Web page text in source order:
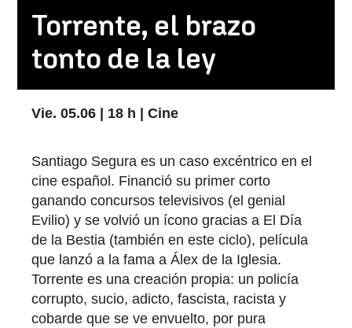
Torrente, el brazo
tonto de la ley
Vie. 05.06 | 18 h | Cine
Santiago Segura es un caso excéntrico en el
cine español. Financió su primer corto
ganando concursos televisivos (el genial
Evilio) y se volvió un ícono gracias a El Día
de la Bestia (también en este ciclo), película
que lanzó a la fama a Álex de la Iglesia.
Torrente es una creación propia: un policía
corrupto, sucio, adicto, fascista, racista y
cobarde que se ve envuelto, por pura